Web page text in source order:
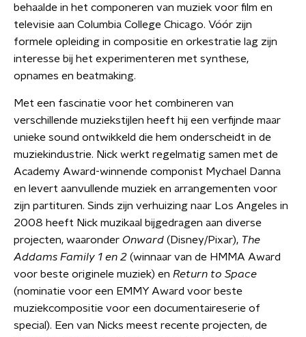
behaalde in het componeren van muziek voor film en
televisie aan Columbia College Chicago. Vóór zijn
formele opleiding in compositie en orkestratie lag zijn
interesse bij het experimenteren met synthese,
opnames en beatmaking.
Met een fascinatie voor het combineren van
verschillende muziekstijlen heeft hij een verfijnde maar
unieke sound ontwikkeld die hem onderscheidt in de
muziekindustrie. Nick werkt regelmatig samen met de
Academy Award-winnende componist Mychael Danna
en levert aanvullende muziek en arrangementen voor
zijn partituren. Sinds zijn verhuizing naar Los Angeles in
2008 heeft Nick muzikaal bijgedragen aan diverse
projecten, waaronder Onward (Disney/Pixar), The
Addams Family 1 en 2 (winnaar van de HMMA Award
voor beste originele muziek) en Return to Space
(nominatie voor een EMMY Award voor beste
muziekcompositie voor een documentaireserie of
special). Een van Nicks meest recente projecten, de